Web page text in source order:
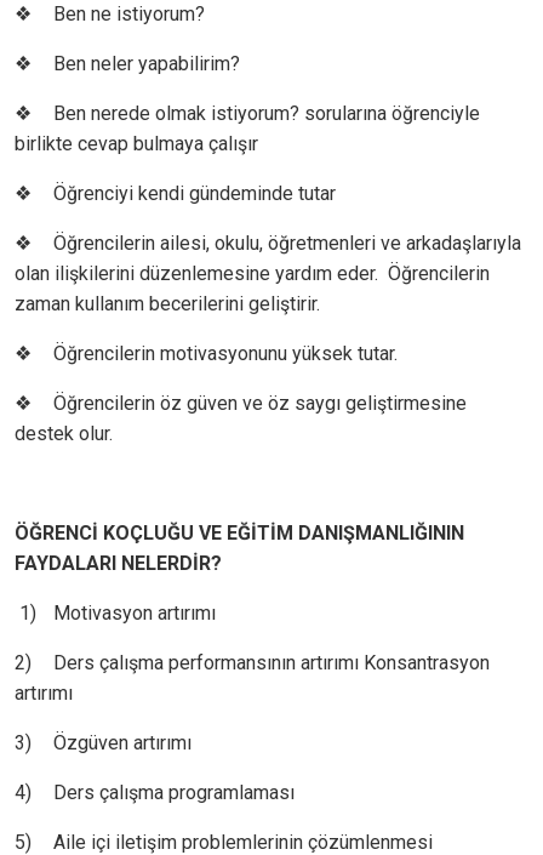
❖ Ben ne istiyorum?
❖ Ben neler yapabilirim?
❖
Ben nerede olmak istiyorum? sorularına öğrenciyle
birlikte cevap bulmaya çalışır
❖ Öğrenciyi kendi gündeminde tutar
❖
Öğrencilerin ailesi, okulu, öğretmenleri ve arkadaşlarıyla
olan ilişkilerini düzenlemesine yardım eder. Öğrencilerin
zaman kullanım becerilerini geliştirir.
❖ Öğrencilerin motivasyonunu yüksek tutar.
❖
Öğrencilerin öz güven ve öz saygı geliştirmesine
destek olur.
ÖĞRENCİ KOÇLUĞU VE EĞİTİM DANIŞMANLIĞININ
FAYDALARI NELERDİR?
1) Motivasyon artırımı
2)
Ders çalışma performansının artırımı Konsantrasyon
artırımı
3) Özgüven artırımı
4) Ders çalışma programlaması
5) Aile içi iletişim problemlerinin çözümlenmesi